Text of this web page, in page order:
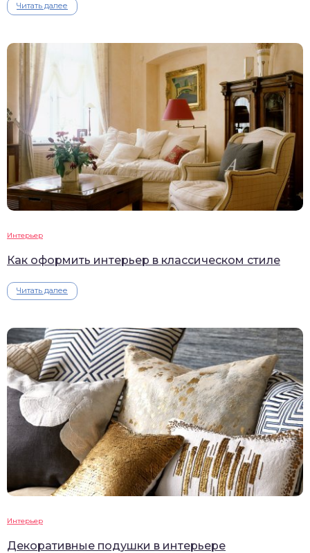
Читать далее
Интерьер
Как оформить интерьер в классическом стиле
Читать далее
Интерьер
Декоративные подушки в интерьере